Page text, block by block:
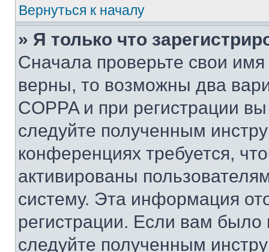
Вернуться к началу
» Я только что
Сначала проверьте свои
верны, то возможны два
COPPA и при регистрации
следуйте полученным
конференциях требуется,
активированы
систему. Эта информация
регистрации. Если вам
следуйте полученным